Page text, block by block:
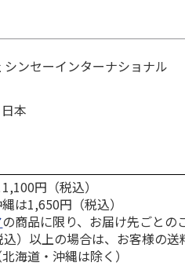
シンセーインターナショナル
本
円（税込）
は1,650円（税込）
の商品に限り、お届け先ごとの
）以上の場合は、お客様の送
海道・沖縄は除く）